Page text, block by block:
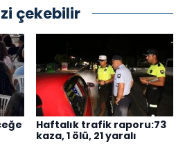
çekebilir
Haftalık trafik raporu:73
kaza, 1 ölü, 21 yaralı